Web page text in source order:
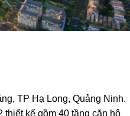
TP Hạ Long, Quảng Ninh.
kế gồm 40 tầng căn hộ